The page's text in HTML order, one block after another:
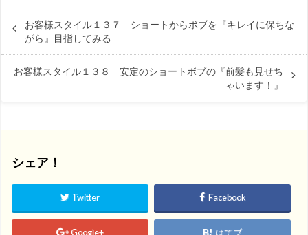
お客様スタイル１３７ ショートからボブを『キレイに保ちな
がら』目指してみる
お客様スタイル１３８ 安定のショートボブの『前髪も見せち
ゃいます！』
シェア！
Twitter Facebook
Google+ はてブ